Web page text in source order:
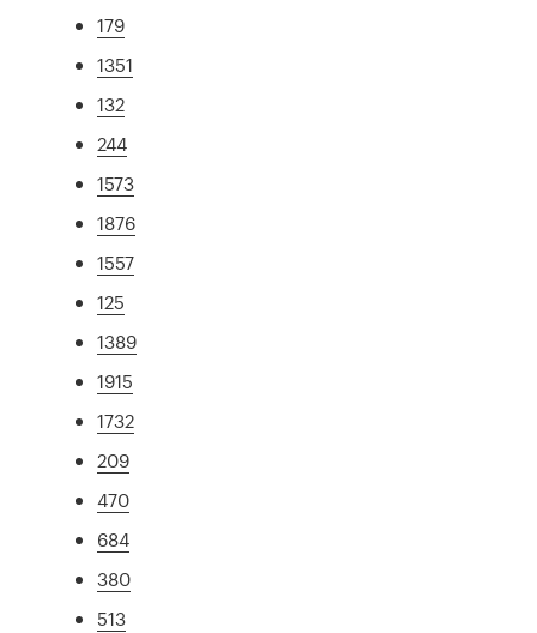
179
1351
132
244
1573
1876
1557
125
1389
1915
1732
209
470
684
380
513